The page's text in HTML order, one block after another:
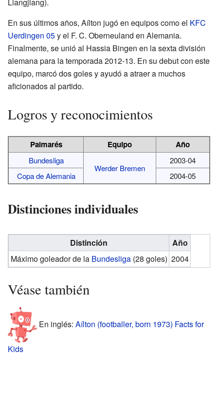
Liangjiang).
En sus últimos años, Aílton jugó en equipos como el KFC
Uerdingen 05y el F. C. Oberneuland en Alemania.
Finalmente, se unió al Hassia Bingen en la sexta división
alemana para la temporada 2012-13. En su debut con este
equipo, marcó dos goles y ayudó a atraer a muchos
aficionados al partido.
Logros y reconocimientos
Palmarés Equipo Año
Bundesliga
Werder Bremen
2003-04
Copa de Alemania
2004-05
Distinciones individuales
Distinción
Año
Máximo goleador de la Bundesliga(28 goles) 2004
Véase también
En inglés: Aílton (footballer, born 1973) Facts for
Kids